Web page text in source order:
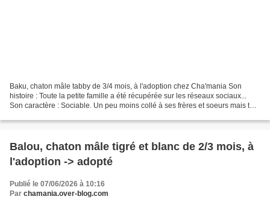
Baku, chaton mâle tabby de 3/4 mois, à l'adoption chez Cha'mania Son
histoire : Toute la petite famille a été récupérée sur les réseaux sociaux...
Son caractère : Sociable. Un peu moins collé à ses frères et soeurs mais tout
Balou, chaton mâle tigré et blanc de 2/3 mois, à
l'adoption -> adopté
Publié le 07/06/2026 à 10:16
Par chamania.over-blog.com